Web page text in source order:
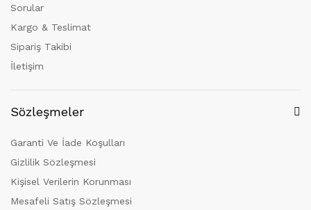
Sorular
Kargo & Teslimat
Sipariş Takibi
İletişim
Sözleşmeler
Garanti Ve İade Koşulları
Gizlilik Sözleşmesi
Kişisel Verilerin Korunması
Mesafeli Satış Sözleşmesi